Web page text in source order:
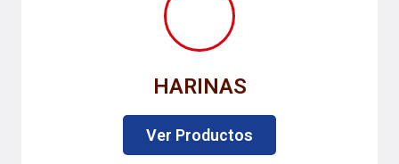
HARINAS
Ver Productos